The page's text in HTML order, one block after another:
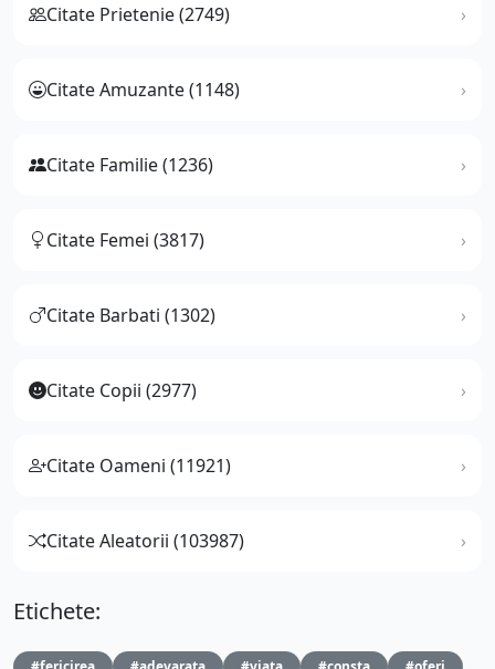
Citate Prietenie (2749)
Citate Amuzante (1148)
Citate Familie (1236)
Citate Femei (3817)
Citate Barbati (1302)
Citate Copii (2977)
Citate Oameni (11921)
Citate Aleatorii (103987)
Etichete: